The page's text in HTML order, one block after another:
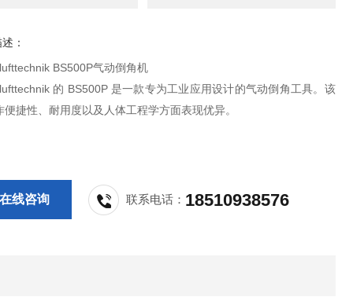
：
BS500P气动倒角机
的 BS500P 是一款专为工业应用设计的气动倒角工具。该
便捷性、耐用度以及人体工程学方面表现优异。
在线咨询 联系电话： 18510938576